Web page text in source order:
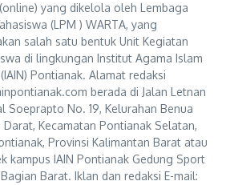
yang dikelola oleh Lembaga
(LPM ) WARTA, yang
salah satu bentuk Unit Kegiatan
di lingkungan Institut Agama Islam
Pontianak. Alamat redaksi
berada di Jalan Letnan
Soeprapto No. 19, Kelurahan Benua
Darat, Kecamatan Pontianak Selatan,
Provinsi Kalimantan Barat atau
kampus IAIN Pontianak Gedung Sport
Barat. Iklan dan redaksi E-mail: